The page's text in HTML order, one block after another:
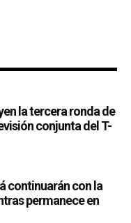
la tercera ronda de
conjunta del T-
continuarán con la
permanece en